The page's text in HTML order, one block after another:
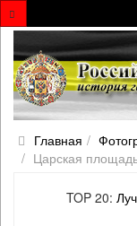
Главная
Царская
TOP 20: